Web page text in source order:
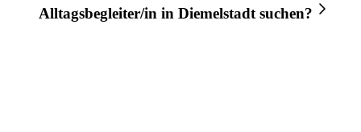
Alltagsbegleiter/in in Diemelstadtsuchen?